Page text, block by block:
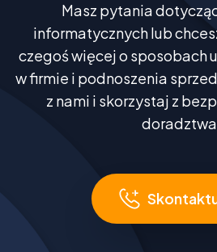
Masz pytania
informatycznych lub
czegoś więcej o sposobach
w firmie i podnoszenia
z nami i skorzystaj z